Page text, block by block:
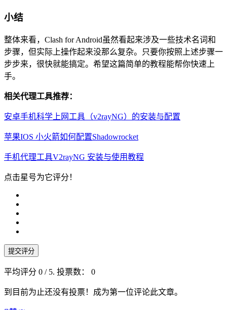
小结
整体来看，Clash for Android虽然看起来涉及一些技术名词和
步骤，但实际上操作起来没那么复杂。只要你按照上述步骤一
步步来，很快就能搞定。希望这篇简单的教程能帮你快速上
手。
相关代理工具推荐：
安卓手机科学上网工具（v2rayNG）的安装与配置
苹果IOS 小火箭如何配置Shadowrocket
手机代理工具V2rayNG 安装与使用教程
点击星号为它评分！
提交评分
平均评分 0 / 5. 投票数： 0
到目前为止还没有投票！成为第一位评论此文章。